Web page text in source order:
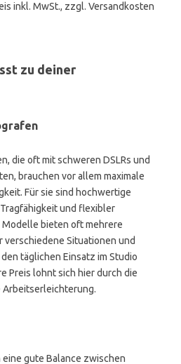
inkl. MwSt., zzgl. Versandkosten
zu deiner
die oft mit schweren DSLRs und
brauchen vor allem maximale
Für sie sind hochwertige
und flexibler
bieten oft mehrere
Situationen und
täglichen Einsatz im Studio
Preis lohnt sich hier durch die
Arbeitserleichterung.
gute Balance zwischen